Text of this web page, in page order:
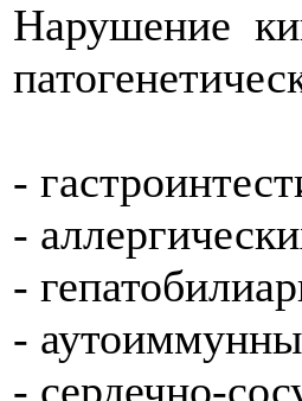
Нарушение
-
-
-
-
- сердечно-